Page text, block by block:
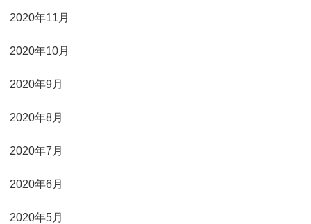
2020年11月
2020年10月
2020年9月
2020年8月
2020年7月
2020年6月
2020年5月